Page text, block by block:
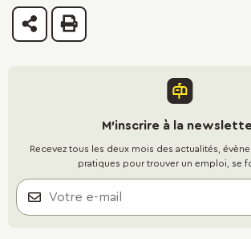
PartagerImprimer
M'inscrire à la
Recevez tous les deux mois des actualités,
pratiques pour trouver un emploi, se